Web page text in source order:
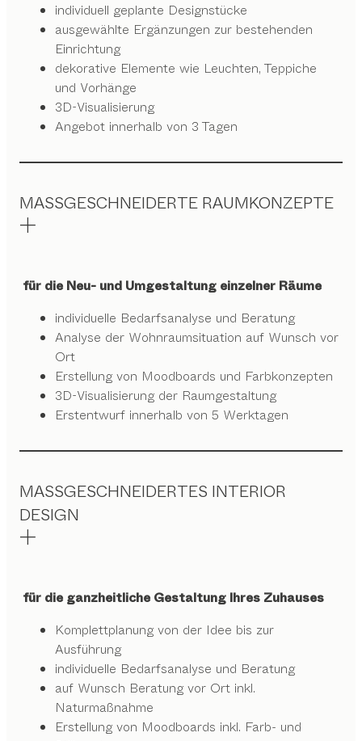
individuell geplante Designstücke
ausgewählte Ergänzungen zur bestehenden
Einrichtung
dekorative Elemente wie Leuchten, Teppiche
und Vorhänge
3D-Visualisierung
Angebot innerhalb von 3 Tagen
MASSGESCHNEIDERTE RAUMKONZEPTE
für die Neu- und Umgestaltung einzelner Räume
individuelle Bedarfsanalyse und Beratung
Analyse der Wohnraumsituation auf Wunsch vor
Ort
Erstellung von Moodboards und Farbkonzepten
3D-Visualisierung der Raumgestaltung
Erstentwurf innerhalb von 5 Werktagen
MASSGESCHNEIDERTES INTERIOR
DESIGN
für die ganzheitliche Gestaltung Ihres Zuhauses
Komplettplanung von der Idee bis zur
Ausführung
individuelle Bedarfsanalyse und Beratung
auf Wunsch Beratung vor Ort inkl.
Naturmaßnahme
Erstellung von Moodboards inkl. Farb- und